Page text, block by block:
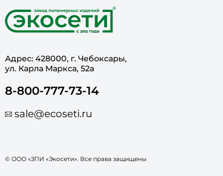
Адрес: 428000, г. Чебоксары,
ул. Карла Маркса, 52а
8-800-777-73-14
sale@ecoseti.ru
© ООО «ЗПИ «Экосети». Все права защищены